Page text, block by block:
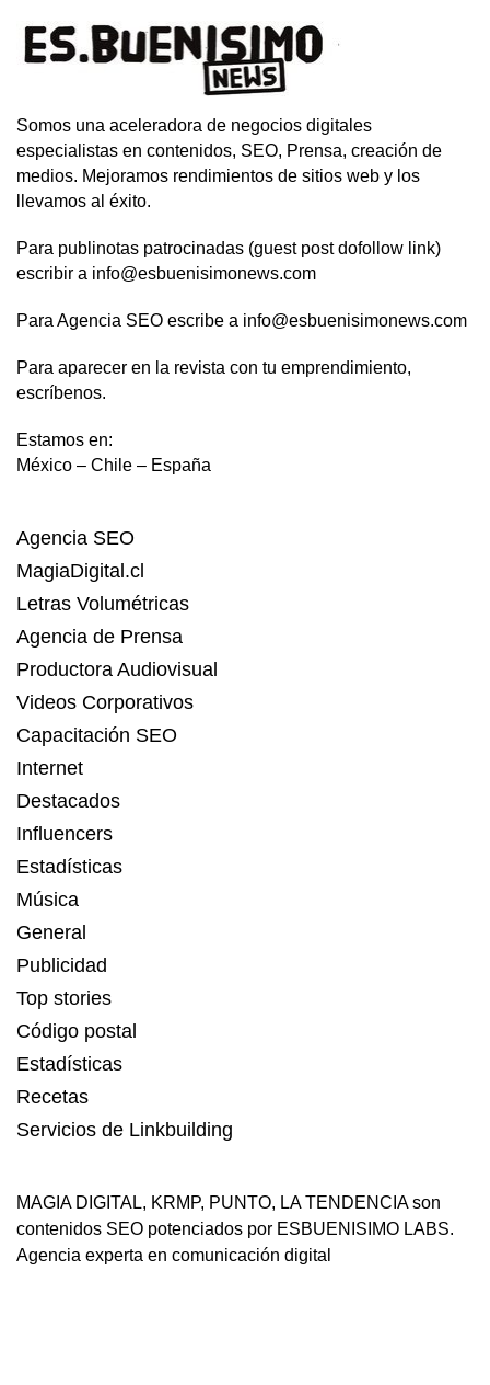
Somos una aceleradora de negocios digitales
especialistas en contenidos, SEO, Prensa, creación de
medios. Mejoramos rendimientos de sitios web y los
llevamos al éxito.
Para publinotas patrocinadas (guest post dofollow link)
escribir a info@esbuenisimonews.com
Para Agencia SEO escribe a info@esbuenisimonews.com
Para aparecer en la revista con tu emprendimiento,
escríbenos.
Estamos en:
México – Chile – España
Agencia SEO
MagiaDigital.cl
Letras Volumétricas
Agencia de Prensa
Productora Audiovisual
Videos Corporativos
Capacitación SEO
Internet
Destacados
Influencers
Estadísticas
Música
General
Publicidad
Top stories
Código postal
Estadísticas
Recetas
Servicios de Linkbuilding
MAGIA DIGITAL, KRMP, PUNTO, LA TENDENCIAson
contenidos SEO potenciados por ESBUENISIMO LABS.
Agencia experta en comunicación digital